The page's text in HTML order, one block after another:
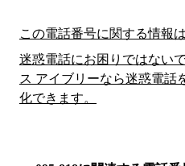
この電話番号に関する情報
迷惑電話にお困りではない
ス アイブリーなら迷惑電話
化できます。